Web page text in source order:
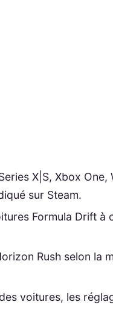
X|S, Xbox One,
sur Steam.
Formula Drift à
Rush selon la
voitures, les